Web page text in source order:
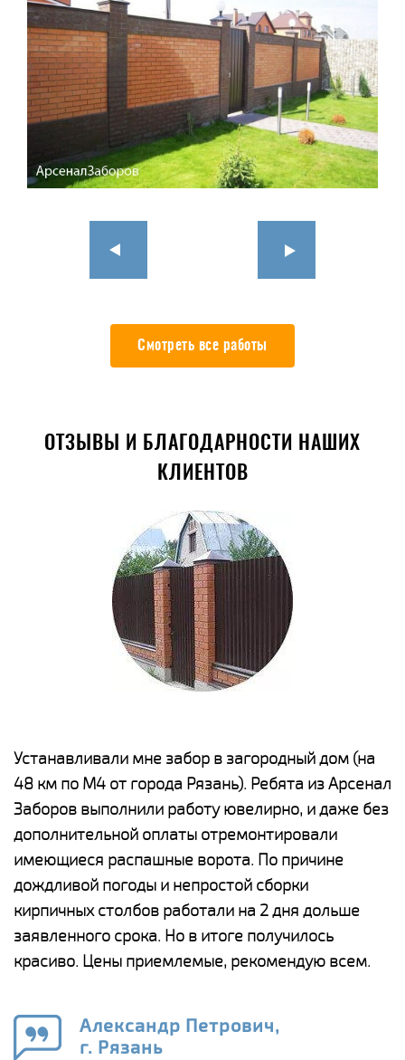
Смотреть все работы
ОТЗЫВЫ И БЛАГОДАРНОСТИ НАШИХ
КЛИЕНТОВ
Устанавливали мне забор в загородный дом (на
48 км по М4 от города Рязань). Ребята из Арсенал
Заборов выполнили работу ювелирно, и даже без
дополнительной оплаты отремонтировали
имеющиеся распашные ворота. По причине
дождливой погоды и непростой сборки
кирпичных столбов работали на 2 дня дольше
заявленного срока. Но в итоге получилось
красиво. Цены приемлемые, рекомендую всем.
Александр Петрович,
г. Рязань